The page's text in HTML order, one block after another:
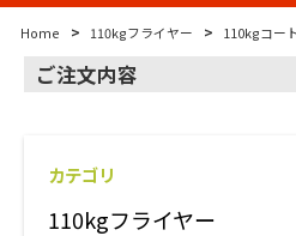
Home > 110kgフライヤー > 110kgコー
ご注文内容
カテゴリ
110kgフライヤー